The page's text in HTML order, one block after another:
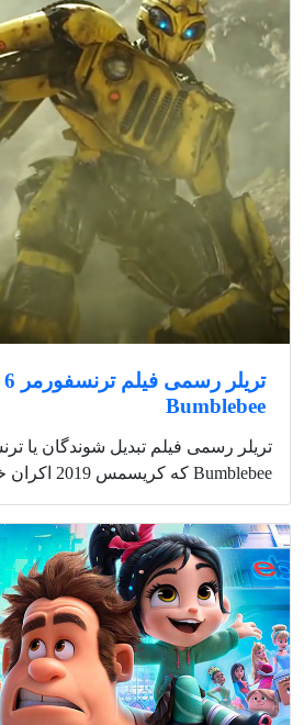
Bumblebee
Bumblebee که کریسمس 2019 اکران خواهد شد.